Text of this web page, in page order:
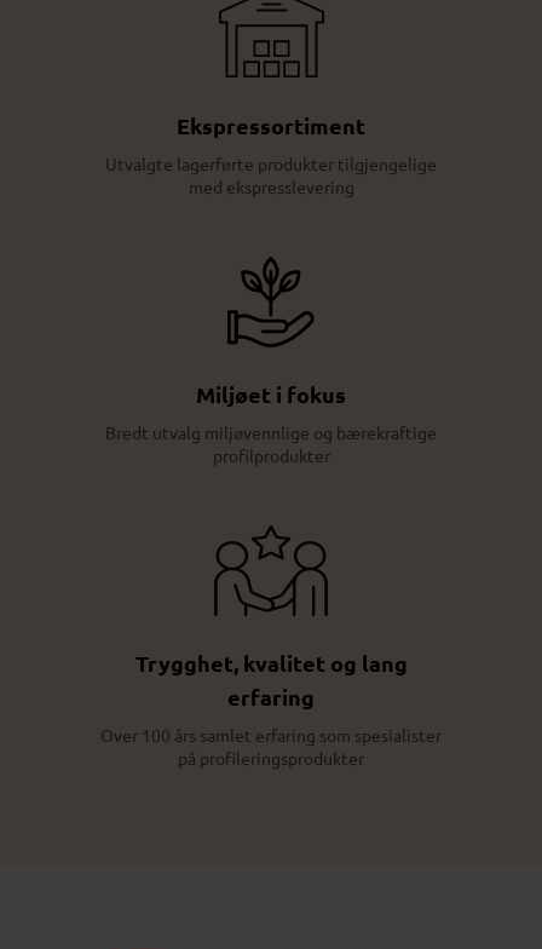
Ekspressortiment
Utvalgte lagerførte produkter tilgjengelige
med ekspresslevering
Miljøet i fokus
Bredt utvalg miljøvennlige og bærekraftige
profilprodukter
Trygghet, kvalitet og lang
erfaring
Over 100 års samlet erfaring som spesialister
på profileringsprodukter